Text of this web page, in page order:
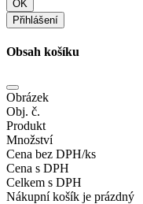
OK
Přihlášení
Obsah košíku
Obrázek
Obj. č.
Produkt
Množství
Cena bez DPH/ks
Cena s DPH
Celkem s DPH
Nákupní košík je prázdný